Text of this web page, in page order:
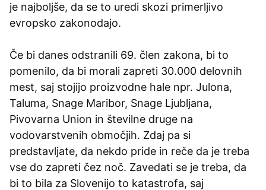
je najboljše, da se to uredi skozi primerljivo
evropsko zakonodajo.
Če bi danes odstranili 69. člen zakona, bi to
pomenilo, da bi morali zapreti 30.000 delovnih
mest, saj stojijo proizvodne hale npr. Julona,
Taluma, Snage Maribor, Snage Ljubljana,
Pivovarna Union in številne druge na
vodovarstvenih območjih. Zdaj pa si
predstavljate, da nekdo pride in reče da je treba
vse do zapreti čez noč. Zavedati se je treba, da
bi to bila za Slovenijo to katastrofa, saj